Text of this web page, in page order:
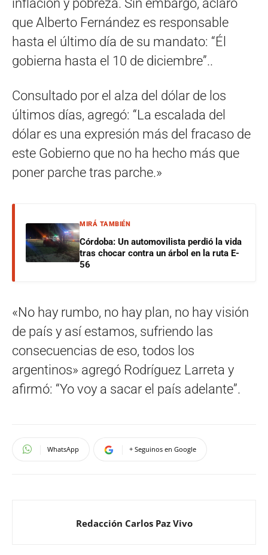
inflación y pobreza. Sin embargo, aclaró
que Alberto Fernández es responsable
hasta el último día de su mandato: “Él
gobierna hasta el 10 de diciembre”..
Consultado por el alza del dólar de los
últimos días, agregó: “La escalada del
dólar es una expresión más del fracaso de
este Gobierno que no ha hecho más que
poner parche tras parche.»
MIRÁ TAMBIÉN
Córdoba: Un automovilista perdió la vida
tras chocar contra un árbol en la ruta E-
56
«No hay rumbo, no hay plan, no hay visión
de país y así estamos, sufriendo las
consecuencias de eso, todos los
argentinos» agregó Rodríguez Larreta y
afirmó: “Yo voy a sacar el país adelante”.
WhatsApp + Seguinos en Google
Redacción Carlos Paz Vivo